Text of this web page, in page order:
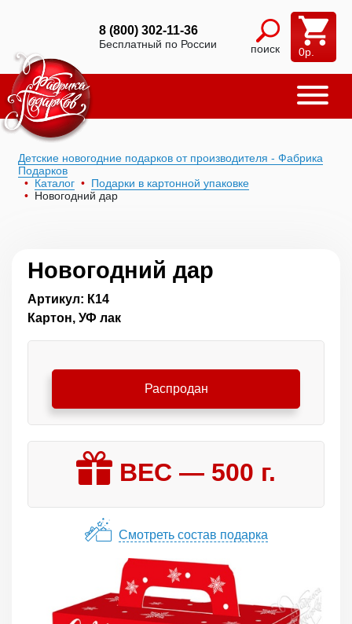
8 (800) 302-11-36
Бесплатный по России поиск 0р.
Детские новогодние подарков от производителя - Фабрика
Подарков
Каталог
Подарки в картонной упаковке
Новогодний дар
Новогодний дар
Артикул: К14
Картон, УФ лак
Распродан
ВЕС — 500 г.
Смотреть состав подарка